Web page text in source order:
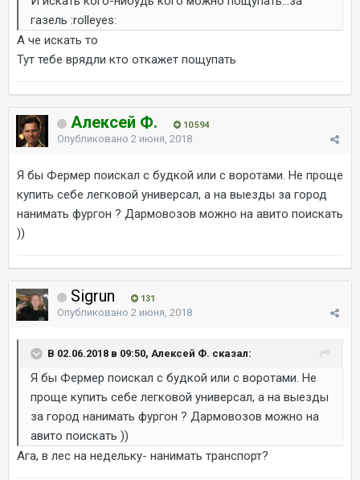
газель :rolleyes:
А че искать то
Тут тебе врядли кто откажет пощупать
Алексей Ф. 10 594
Опубликовано 2 июня, 2018
Я бы Фермер поискал с будкой или с воротами. Не проще
купить себе легковой универсал, а на выезды за город
нанимать фургон ? Дармовозов можно на авито поискать
))
Sigrun 131
Опубликовано 2 июня, 2018
В 02.06.2018 в 09:50, Алексей Ф. сказал:
Я бы Фермер поискал с будкой или с воротами. Не
проще купить себе легковой универсал, а на выезды
за город нанимать фургон ? Дармовозов можно на
авито поискать ))
Ага, в лес на недельку- нанимать транспорт?